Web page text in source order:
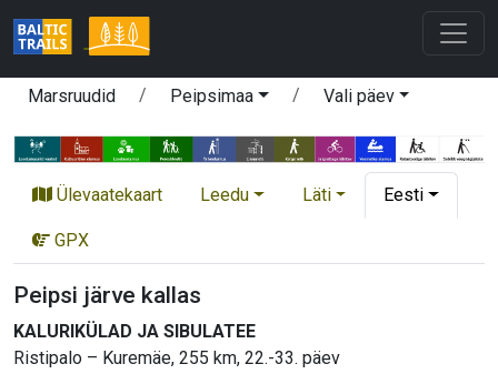
Marsruudid Peipsimaa Vali päev
Ülevaatekaart Leedu Läti Eesti
GPX
Peipsi järve kallas
KALURIKÜLAD JA SIBULATEE
Ristipalo – Kuremäe, 255 km, 22.-33. päev